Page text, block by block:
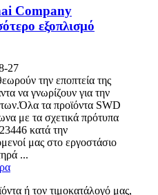
Company
εξοπλισμό
27
την εποπτεία της
να γνωρίζουν για την
τα προϊόντα SWD
με τα σχετικά πρότυπα
κατά την
μας στο εργοστάσιο
...
ή τον τιμοκατάλογό μας,